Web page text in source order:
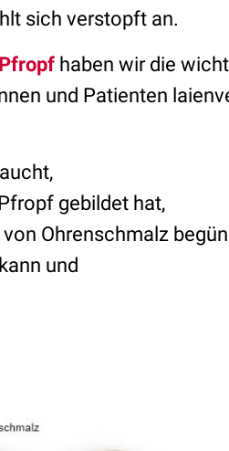
sich verstopft an.
haben wir die
und Patienten
gebildet hat,
Ohrenschmalz
und